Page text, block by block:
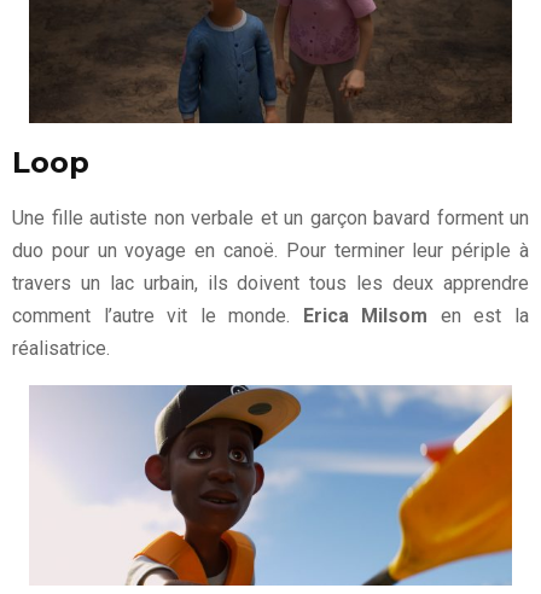
Loop
Une fille autiste non verbale et un garçon bavard forment un
duo pour un voyage en canoë. Pour terminer leur périple à
travers un lac urbain, ils doivent tous les deux apprendre
comment l’autre vit le monde. Erica Milsom en est la
réalisatrice.